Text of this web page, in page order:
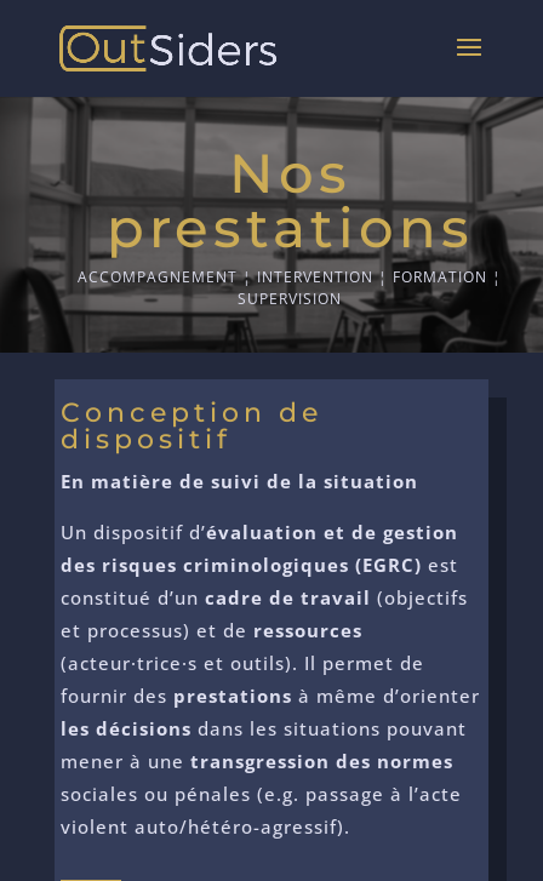
Nos
prestations
ACCOMPAGNEMENT ¦ INTERVENTION ¦ FORMATION ¦
SUPERVISION
Conception de
dispositif
En matière de suivi de la situation
Un dispositif d’évaluation et de gestion
des risques criminologiques (EGRC) est
constitué d’un cadre de travail (objectifs
et processus) et de ressources
(acteur·trice·s et outils). Il permet de
fournir des prestations à même d’orienter
les décisions dans les situations pouvant
mener à une transgression des normes
sociales ou pénales (e.g. passage à l’acte
violent auto/hétéro-agressif).